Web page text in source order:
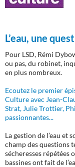
L’eau, une
Pour LSD, Rémi
ou pas, du robinet,
en plus nombreux.
Ecoutez le premier
Culture avec Jean-
Strat, Julie Trottier,
passionnantes...
La gestion de l’eau et
champ des questions
sécheresses répétées
bassines ont fait de